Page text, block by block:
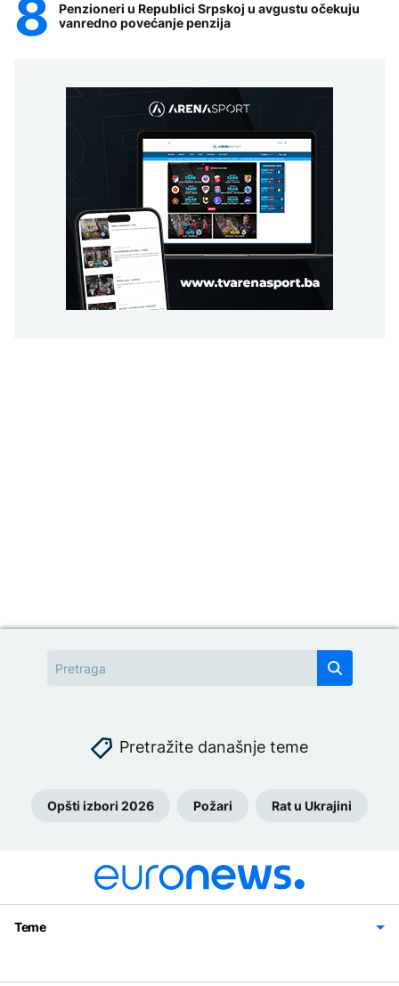
Penzioneri u Republici Srpskoj u avgustu očekuju
vanredno povećanje penzija
Pretražite današnje teme
Opšti izbori 2026 Požari Rat u Ukrajini
Teme